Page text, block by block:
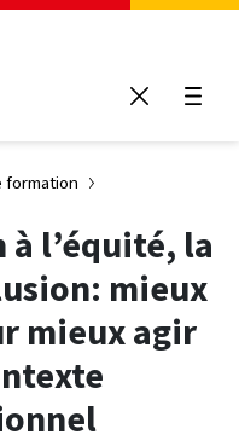
formation
l’équité, la
mieux
mieux agir